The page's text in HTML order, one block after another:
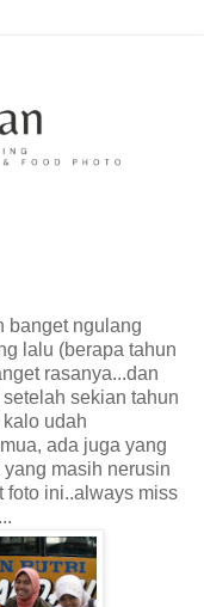
banget ngulang
lalu (berapa tahun
rasanya...dan
sekian tahun
udah
ada juga yang
masih nerusin
foto ini..always miss